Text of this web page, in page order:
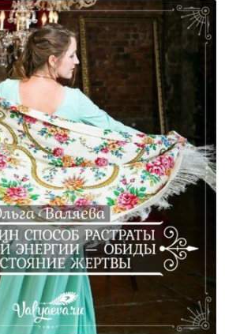
Растраты Женской Энергии —
Состояние Жертвы.